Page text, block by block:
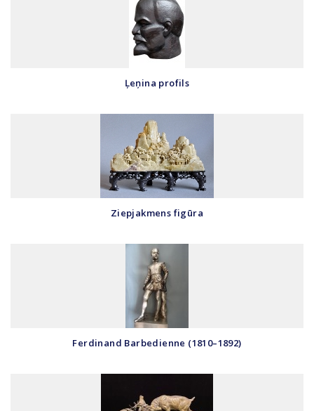
Ļeņina profils
Ziepjakmens figūra
Ferdinand Barbedienne (1810–1892)